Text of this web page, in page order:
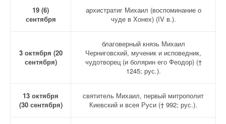
19 (6)
сентября
архистратиг Михаил (воспоминание о
чуде в Хонех) (IV в.).
3 октября (20
сентября)
благоверный князь Михаил
Черниговский, мученик и исповедник,
чудотворец (и болярин его Феодор) (†
1245; рус.).
13 октября
(30 сентября)
святитель Михаил, первый митрополит
Киевский и всея Руси († 992; рус.).